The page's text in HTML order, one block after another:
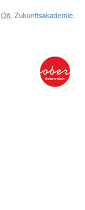
Oö. Zukunftsakademie.